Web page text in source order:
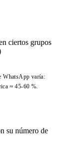
ciertos grupos
WhatsApp varía:
≈ 45-60 %.
su número de